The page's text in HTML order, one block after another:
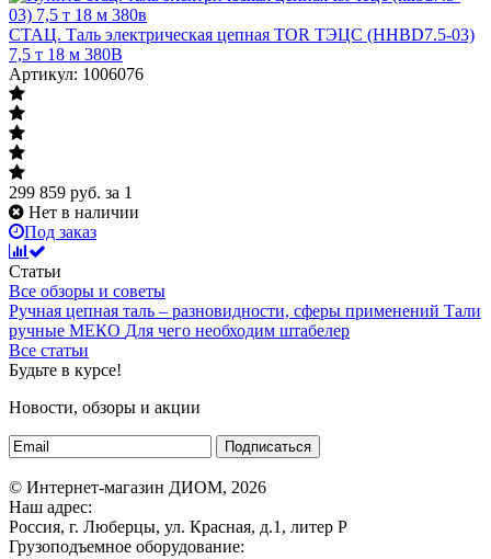
СТАЦ. Таль электрическая цепная TOR ТЭЦС (HHBD7.5-03)
7,5 т 18 м 380В
Артикул: 1006076
299 859 руб. за 1
Нет в наличии
Под заказ
Статьи
Все обзоры и советы
Ручная цепная таль – разновидности, сферы применений Тали
ручные МЕКО Для чего необходим штабелер
Все статьи
Будьте в курсе!
Новости, обзоры и акции
Подписаться
© Интернет-магазин ДИОМ, 2026
Наш адрес:
Россия, г. Люберцы, ул. Красная, д.1, литер Р
Грузоподъемное оборудование: